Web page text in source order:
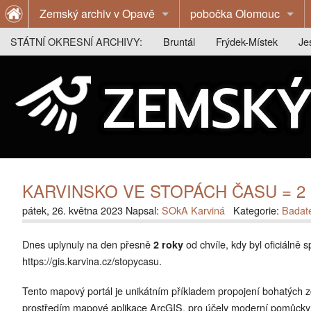
Zemský archiv v Opavě
O archivu
Publikace
Výstavy
pobočka Olomouc
O archivu
Publikace
Badatelna
STÁTNÍ OKRESNÍ ARCHIVY:
Bruntál
Z historie archivu
Publikace
Kontakty
Frýdek-Místek
Z historie archivu
Publikace
Badatelna
Kontakty
Z
KARVINSKO VE STOPÁCH ČASU =
pátek, 26. května 2023 Napsal: SOkA Karviná Kategorie:
Dnes uplynuly na den přesně 2 roky od chvíle, kdy byl oficiálně
https://gis.karvina.cz/stopycasu.
Tento mapový portál je unikátním příkladem propojení bohatých
prostředím mapové aplikace ArcGIS, pro účely moderní